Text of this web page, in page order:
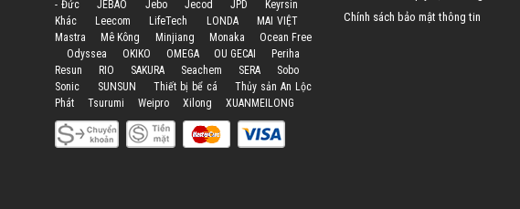
- Đức
JEBAO Jebo Jecod JPD
Keyrsin
Khác
Leecom LifeTech LONDA
MAI VIỆT
Mastra
Mê Kông Minjiang Monaka
Ocean Free
Odyssea
OKIKO OMEGA OU GECAI
Periha
Resun
RIO SAKURA Seachem SERA
Sobo
Sonic
SUNSUN Thiết bị bể cá
Thủy sản An Lộc
Phát
Tsurumi Weipro Xilong XUANMEILONG
Chính sách bảo mật thông tin